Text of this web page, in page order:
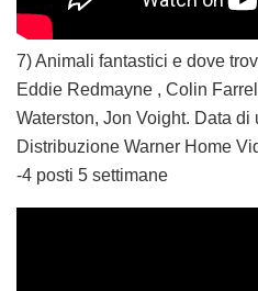
7) Animali fantastici e dove
Eddie Redmayne , Colin
Waterston, Jon Voight. Data di
Distribuzione Warner Home
-4 posti 5 settimane